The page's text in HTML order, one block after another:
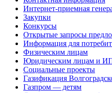
Интернет-приемная
Закупки
Конкурсы
Открытые запросы
Информация для
Физическим лицам
Юридическим лицам и
Социальные проекты
Газификация
Газпром — детям